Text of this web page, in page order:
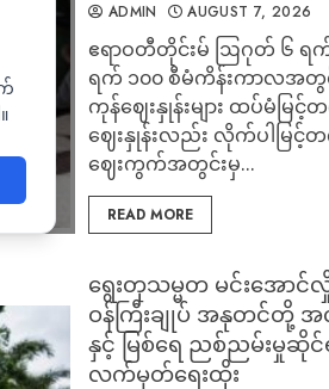
ADMIN AUGUST 7, 2026
ဧရာဝတီတိုင်းမ် ဩဂုတ် ၆ ရ
ရက် ၁၀၀ စီမံကိန်းကာလအ
ကုန်ဈေးနှုန်းများ ထပ်မံမြ
ဈေးနှုန်းလည်း လိုက်ပါမြင့်တ
ဈေးကွက်အတွင်းမှ...
READ MORE
ရွေးတုသမ္မတ မင်းအောင်
ဝန်ကြီးချုပ် အနုတင်တို့ အ
နှင့် မြစ်ရေ ညစ်ညမ်းမှုဆိုင်ရ
လက်မှတ်ရေးထိုး